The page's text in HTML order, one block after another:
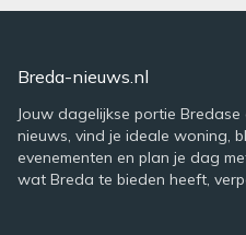
Breda-nieuws.nl
Jouw dagelijkse portie
nieuws, vind je ideale woning,
evenementen en plan je dag
wat Breda te bieden heeft,